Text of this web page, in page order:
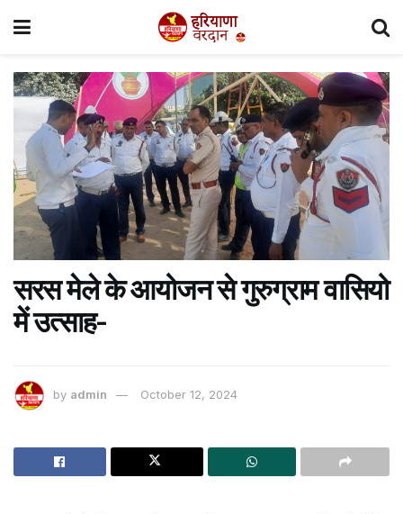
सरस मेले के आयोजन से गुरुग्राम वासियो
में उत्साह-
by admin October 12, 2024